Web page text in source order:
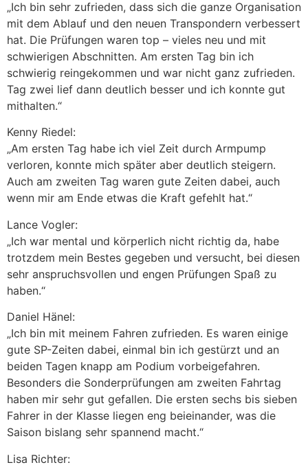
„Ich bin sehr zufrieden, dass sich die ganze Organisation
mit dem Ablauf und den neuen Transpondern verbessert
hat. Die Prüfungen waren top – vieles neu und mit
schwierigen Abschnitten. Am ersten Tag bin ich
schwierig reingekommen und war nicht ganz zufrieden.
Tag zwei lief dann deutlich besser und ich konnte gut
mithalten.“
Kenny Riedel:
„Am ersten Tag habe ich viel Zeit durch Armpump
verloren, konnte mich später aber deutlich steigern.
Auch am zweiten Tag waren gute Zeiten dabei, auch
wenn mir am Ende etwas die Kraft gefehlt hat.“
Lance Vogler:
„Ich war mental und körperlich nicht richtig da, habe
trotzdem mein Bestes gegeben und versucht, bei diesen
sehr anspruchsvollen und engen Prüfungen Spaß zu
haben.“
Daniel Hänel:
„Ich bin mit meinem Fahren zufrieden. Es waren einige
gute SP-Zeiten dabei, einmal bin ich gestürzt und an
beiden Tagen knapp am Podium vorbeigefahren.
Besonders die Sonderprüfungen am zweiten Fahrtag
haben mir sehr gut gefallen. Die ersten sechs bis sieben
Fahrer in der Klasse liegen eng beieinander, was die
Saison bislang sehr spannend macht.“
Lisa Richter: